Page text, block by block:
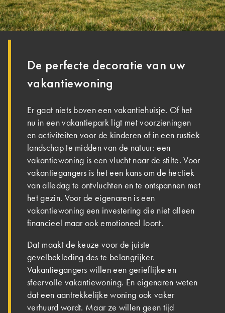
De perfecte decoratie van uw
vakantiewoning
Er gaat niets boven een vakantiehuisje. Of het
nu in een vakantiepark ligt met voorzieningen
en activiteiten voor de kinderen of in een rustiek
landschap te midden van de natuur: een
vakantiewoning is een vlucht naar de stilte. Voor
vakantiegangers is het een kans om de hectiek
van alledag te ontvluchten en te ontspannen met
het gezin. Voor de eigenaren is een
vakantiewoning een investering die niet alleen
financieel maar ook emotioneel loont.
Dat maakt de keuze voor de juiste
gevelbekleding des te belangrijker.
Vakantiegangers willen een gerieflijke en
sfeervolle vakantiewoning. En eigenaren weten
dat een aantrekkelijke woning ook vaker
verhuurd wordt. Maar ze willen geen tijd